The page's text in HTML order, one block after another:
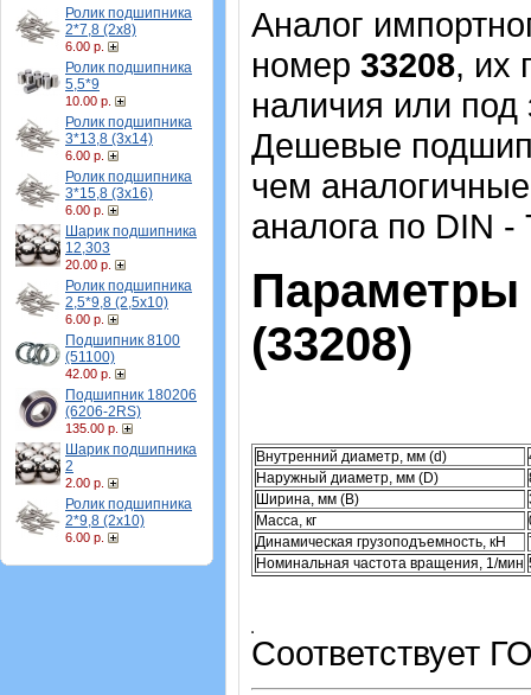
Ролик подшипника
2*7,8 (2х8)
6.00 р.
Ролик подшипника
5,5*9
10.00 р.
Ролик подшипника
3*13,8 (3х14)
6.00 р.
Ролик подшипника
3*15,8 (3х16)
6.00 р.
Шарик подшипника
12,303
20.00 р.
Ролик подшипника
2,5*9,8 (2,5х10)
6.00 р.
Подшипник 8100
(51100)
42.00 р.
Подшипник 180206
(6206-2RS)
135.00 р.
Шарик подшипника
2
2.00 р.
Ролик подшипника
2*9,8 (2х10)
6.00 р.
Аналог
номер 33208, их
наличия или под
Дешевые
чем
аналога по DIN -
Параметры
(33208)
Внутренний диаметр, мм (d)
Наружный диаметр, мм (D)
Ширина, мм (B)
Масса, кг
Динамическая грузоподъемность, кН
Номинальная частота вращения, 1/мин
Соответствует